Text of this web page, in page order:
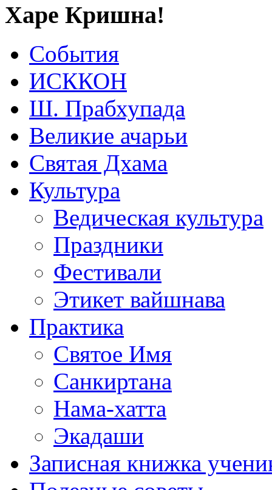
Харе Кришна!
События
ИСККОН
Ш. Прабхупада
Великие ачарьи
Святая Дхама
Культура
Ведическая культура
Праздники
Фестивали
Этикет вайшнава
Практика
Святое Имя
Санкиртана
Нама-хатта
Экадаши
Записная книжка